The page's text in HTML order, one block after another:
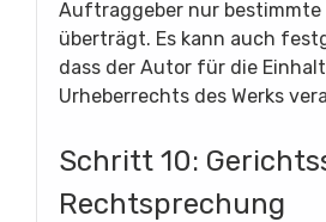
Auftraggeber nur bestimmte
überträgt. Es kann auch
dass der Autor für die
Urheberrechts des Werks
Schritt 10:
Rechtsprechung